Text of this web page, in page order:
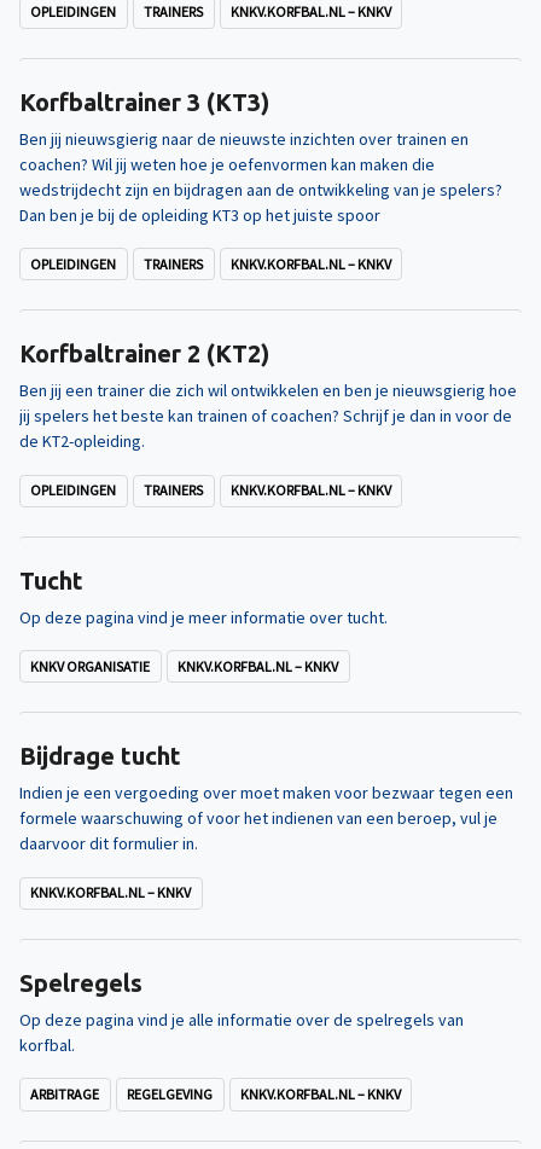
OPLEIDINGEN TRAINERS KNKV.KORFBAL.NL – KNKV
Korfbaltrainer 3 (KT3)
Ben jij nieuwsgierig naar de nieuwste inzichten over trainen en
coachen? Wil jij weten hoe je oefenvormen kan maken die
wedstrijdecht zijn en bijdragen aan de ontwikkeling van je spelers?
Dan ben je bij de opleiding KT3 op het juiste spoor
OPLEIDINGEN TRAINERS KNKV.KORFBAL.NL – KNKV
Korfbaltrainer 2 (KT2)
Ben jij een trainer die zich wil ontwikkelen en ben je nieuwsgierig hoe
jij spelers het beste kan trainen of coachen? Schrijf je dan in voor de
de KT2-opleiding.
OPLEIDINGEN TRAINERS KNKV.KORFBAL.NL – KNKV
Tucht
Op deze pagina vind je meer informatie over tucht.
KNKV ORGANISATIE KNKV.KORFBAL.NL – KNKV
Bijdrage tucht
Indien je een vergoeding over moet maken voor bezwaar tegen een
formele waarschuwing of voor het indienen van een beroep, vul je
daarvoor dit formulier in.
KNKV.KORFBAL.NL – KNKV
Spelregels
Op deze pagina vind je alle informatie over de spelregels van
korfbal.
ARBITRAGE REGELGEVING KNKV.KORFBAL.NL – KNKV